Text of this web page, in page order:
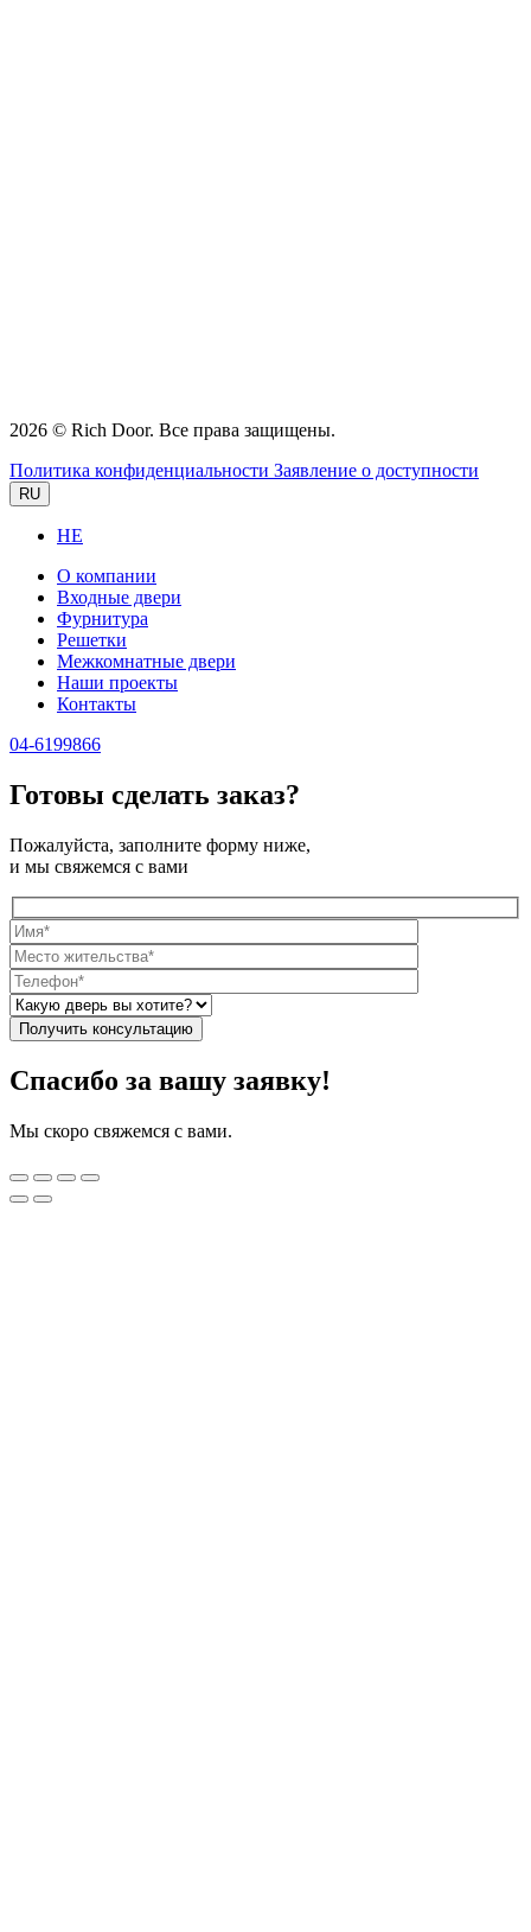
2026 © Rich Door. Все права защищены.
Политика конфиденциальности Заявление о доступности
RU
HE
О компании
Входные двери
Фурнитура
Решетки
Межкомнатные двери
Наши проекты
Контакты
04-6199866
Готовы сделать заказ?
Пожалуйста, заполните форму ниже,
и мы свяжемся с вами
Спасибо за вашу заявку!
Мы скоро свяжемся с вами.